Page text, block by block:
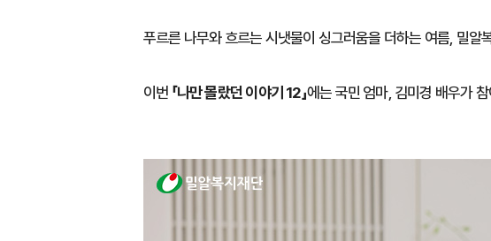
푸르른 나무와 흐르는 시냇물이 싱그러움을 더하는 여름, 밀알
이번 「나만 몰랐던 이야기 12」에는 국민 엄마, 김미경 배우가